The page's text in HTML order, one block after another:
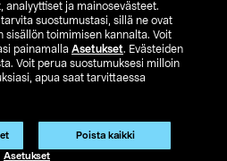
ja mainosevästeet.
suostumustasi, sillä ne ovat
sisällön toimimisen kannalta. Voit
painamalla Asetukset. Evästeiden
Voit perua suostumuksesi milloin
apua saat tarvittaessa
Poista kaikki
Asetukset
on poistunut
50-5470
ilman ALV:a